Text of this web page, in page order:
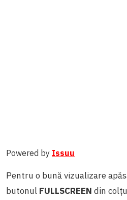
Powered by Issuu
Pentru o bună vizualizare
butonul FULLSCREEN din